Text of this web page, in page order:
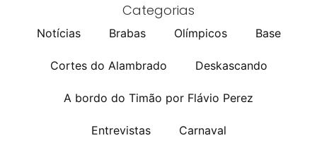
Categorias
Notícias Brabas Olímpicos Base
Cortes do Alambrado Deskascando
A bordo do Timão por Flávio Perez
Entrevistas Carnaval